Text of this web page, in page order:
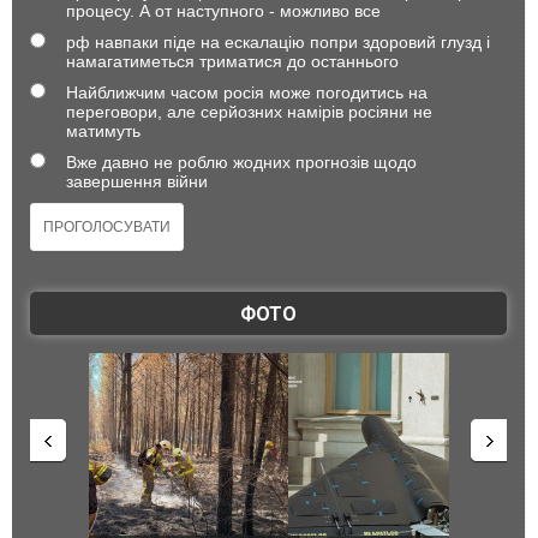
процесу. А от наступного - можливо все
рф навпаки піде на ескалацію попри здоровий глузд і
намагатиметься триматися до останнього
Найближчим часом росія може погодитись на
переговори, але серйозних намірів росіяни не
матимуть
Вже давно не роблю жодних прогнозів щодо
завершення війни
ФОТО